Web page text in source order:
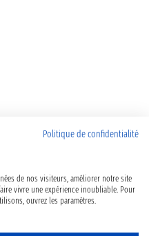
Politique de confidentialité
de nos visiteurs, améliorer notre site
vivre une expérience inoubliable. Pour
ouvrez les paramètres.